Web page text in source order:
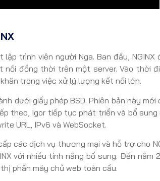
trình viên người Nga. Ban đầu,
đồng thời trên một server. Vào thời
trong việc xử lý lượng kết nối lớn.
dưới giấy phép BSD. Phiên bản này mới
theo, Igor tiếp tục phát triển và bổ sung
URL, IPv6 và WebSocket.
các dịch vụ thương mại và hỗ trợ cho
với nhiều tính năng bổ sung. Đến năm
phần máy chủ web toàn cầu.